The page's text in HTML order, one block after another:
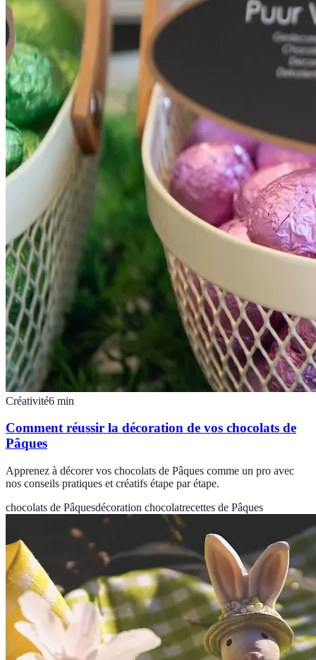
Créativité6 min
Comment réussir la décoration de vos chocolats de
Pâques
Apprenez à décorer vos chocolats de Pâques comme un pro avec
nos conseils pratiques et créatifs étape par étape.
chocolats de Pâquesdécoration chocolatrecettes de Pâques